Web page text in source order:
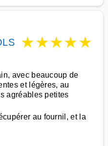
★★★★★
avec beaucoup de
et légères, au
agréables petites
au fournil, et la